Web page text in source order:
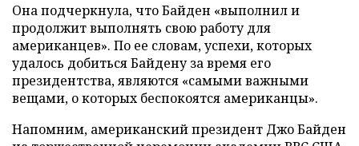
Она подчеркнула, что Байден «выполнил и
продолжит выполнять свою работу для
американцев». По ее словам, успехи, которых
удалось добиться Байдену за время его
президентства, являются «самыми важными
вещами, о которых беспокоятся американцы».
Напомним, американский президент Джо Байден